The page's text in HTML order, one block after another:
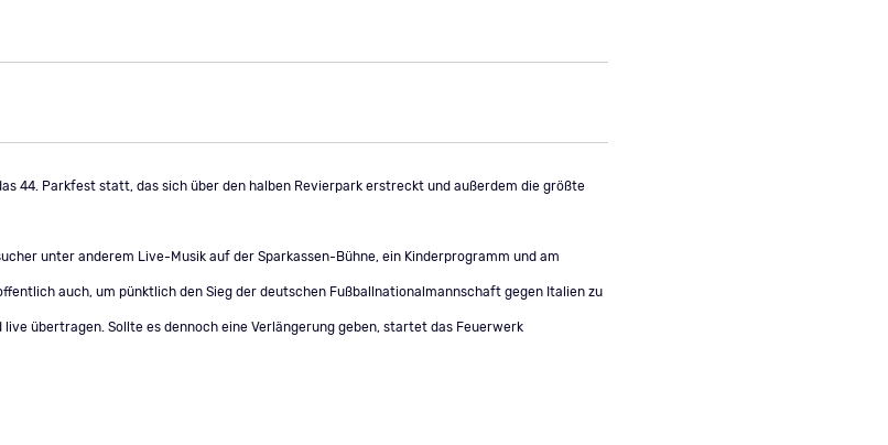
44. Parkfest statt, das sich über den halben Revierpark erstreckt und außerdem die größte
unter anderem Live-Musik auf der Sparkassen-Bühne, ein Kinderprogramm und am
auch, um pünktlich den Sieg der deutschen Fußballnationalmannschaft gegen Italien zu
übertragen. Sollte es dennoch eine Verlängerung geben, startet das Feuerwerk